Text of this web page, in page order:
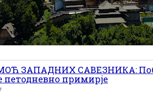
ЗАПАДНИХ САВЕЗНИКА:
петодневно примирје